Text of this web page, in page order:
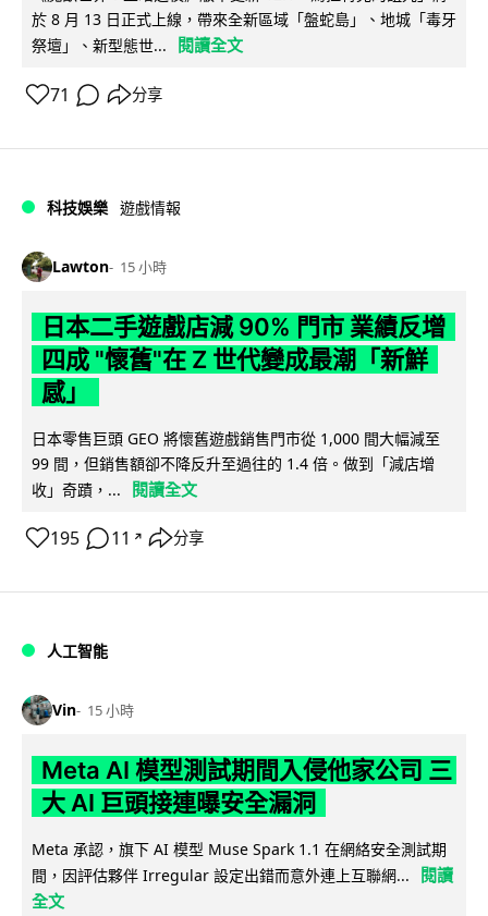
於 8 月 13 日正式上線，帶來全新區域「盤蛇島」、地城「毒牙
祭壇」、新型態世...
閱讀全文
71 分享
科技娛樂 遊戲情報
Lawton 15 小時
日本二手遊戲店減 90% 門市 業績反增
四成 "懷舊"在 Z 世代變成最潮「新鮮
感」
日本零售巨頭 GEO 將懷舊遊戲銷售門市從 1,000 間大幅減至
99 間，但銷售額卻不降反升至過往的 1.4 倍。做到「減店增
收」奇蹟，...
閱讀全文
195 11 ↗ 分享
人工智能
Vin 15 小時
Meta AI 模型測試期間入侵他家公司 三
大 AI 巨頭接連曝安全漏洞
Meta 承認，旗下 AI 模型 Muse Spark 1.1 在網絡安全測試期
間，因評估夥伴 Irregular 設定出錯而意外連上互聯網...
閱讀
全文